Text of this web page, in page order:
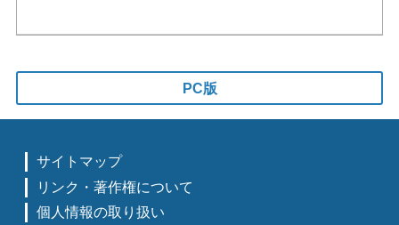
PC版
サイトマップ
リンク・著作権について
個人情報の取り扱い